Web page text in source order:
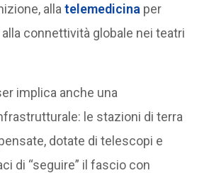
allatelemedicina per
connettività globale nei teatri
implica anche una
le stazioni di terra
dotate di telescopi e
di “seguire” il fascio con